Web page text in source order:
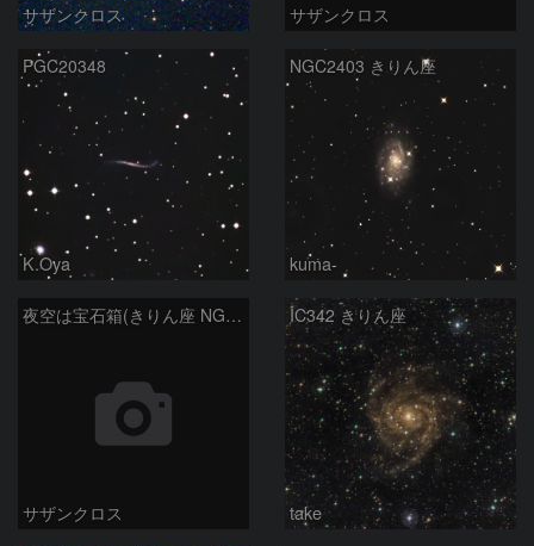
サザンクロス サザンクロス
PGC20348
K.Oya
NGC2403 きりん座
kuma-
夜空は宝石箱(きりん座 NGC2146) Seestar50
サザンクロス
IC342 きりん座
take